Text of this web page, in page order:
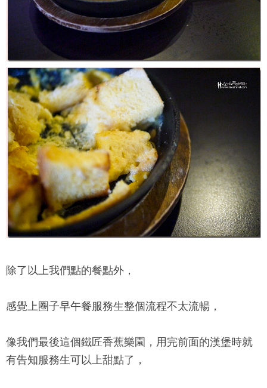
除了以上我們點的餐點外，
感覺上圈子早午餐服務生整個流程不太流暢，
像我們最後這個鐵匠香蕉樂園，用完前面的漢堡時就
有告知服務生可以上甜點了，